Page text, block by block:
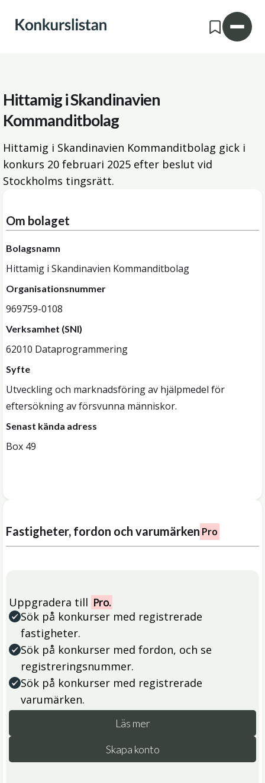
Hittamig i Skandinavien
Kommanditbolag
Hittamig i Skandinavien Kommanditbolag gick i
konkurs 20 februari 2025 efter beslut vid
Stockholms tingsrätt.
Om bolaget
Bolagsnamn
Hittamig i Skandinavien Kommanditbolag
Organisationsnummer
969759-0108
Verksamhet (SNI)
62010 Dataprogrammering
Syfte
Utveckling och marknadsföring av hjälpmedel för
eftersökning av försvunna människor.
Senast kända adress
Box 49
Fastigheter, fordon och varumärken Pro
Uppgradera till Pro.
Sök på konkurser med registrerade
fastigheter.
Sök på konkurser med fordon, och se
registreringsnummer.
Sök på konkurser med registrerade
varumärken.
Läs mer
Skapa konto